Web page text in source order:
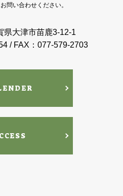
問い合わせください。
県大津市苗鹿3-12-1
/ FAX：077-579-2703